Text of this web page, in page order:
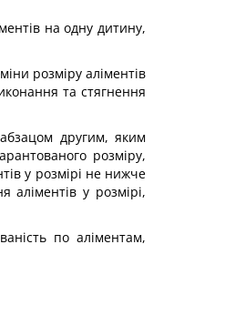
на одну дитину,
розміру аліментів
та стягнення
другим, яким
розміру,
у розмірі не нижче
аліментів у розмірі,
по аліментам,